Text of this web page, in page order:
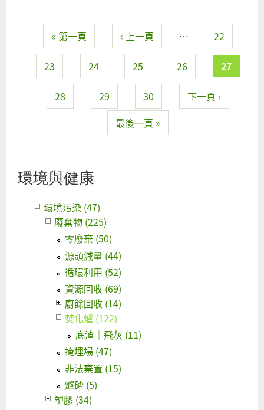
頁面« 第一頁 ‹ 上一頁 … 22
23 24 25 26 27
28 29 30
下一頁 ›
最後一頁 »
環境與健康
環境污染 (47)
廢棄物 (225)
零廢棄 (50)
源頭減量 (44)
循環利用 (52)
資源回收 (69)
廚餘回收 (14)
焚化爐 (122)
底渣｜飛灰 (11)
掩埋場 (47)
非法棄置 (15)
爐碴 (5)
塑膠 (34)